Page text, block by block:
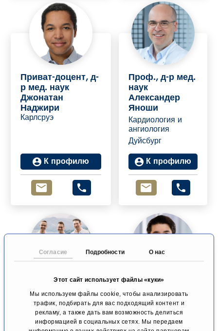
Согласие Подробности О нас
Этот сайт использует файлы «куки»
Мы используем файлы cookie, чтобы анализировать
трафик, подбирать для вас подходящий контент и
рекламу, а также дать вам возможность делиться
информацией в социальных сетях. Мы передаем
Приват-доцент, д-
р мед. наук
Джонатан
Наджири
Карлсруэ
К профилю
Проф., д-р мед.
наук
Александер
Яноши
Кардиология и
ангиология
Дуйсбург
К профилю
клиника, Люцерн
Люцерна
доцент, Д-р
мед. наук
дипл.-физик